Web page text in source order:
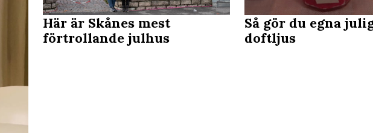
Här är Skånes mest
förtrollande julhus
Så gör du egna
doftljus